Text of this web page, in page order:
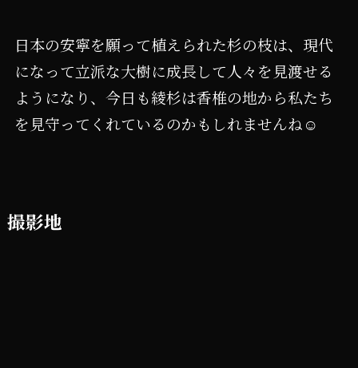
日本の安寧を願って植えられた杉の枝は、現代
になって立派な大樹に成長して人々を見渡せる
ようになり、今日も綾杉は香椎の地から私たち
を見守ってくれているのかもしれませんね☺️
撮影地